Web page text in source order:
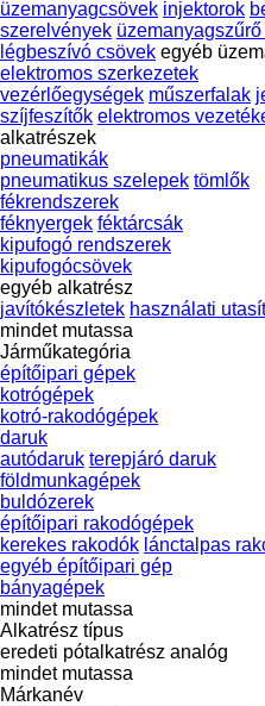
üzemanyagcsövek injektorok
szerelvények
légbeszívó csövek egyéb
elektromos szerkezetek
vezérlőegységek műszerfalak
szíjfeszítők elektromos
alkatrészek
pneumatikák
pneumatikus szelepek tömlők
fékrendszerek
féknyergek féktárcsák
kipufogó rendszerek
kipufogócsövek
egyéb alkatrész
javítókészletek használati
mindet mutassa
Járműkategória
építőipari gépek
kotrógépek
kotró-rakodógépek
daruk
autódaruk terepjáró daruk
földmunkagépek
buldózerek
építőipari rakodógépek
kerekes rakodók lánctalpas
egyéb építőipari gép
bányagépek
mindet mutassa
Alkatrész típus
eredeti pótalkatrész analóg
mindet mutassa
Márkanév